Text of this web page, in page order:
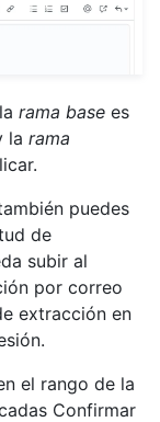
rama base es
la rama
puedes
de
subir al
por correo
extracción en
el rango de la
Confirmar